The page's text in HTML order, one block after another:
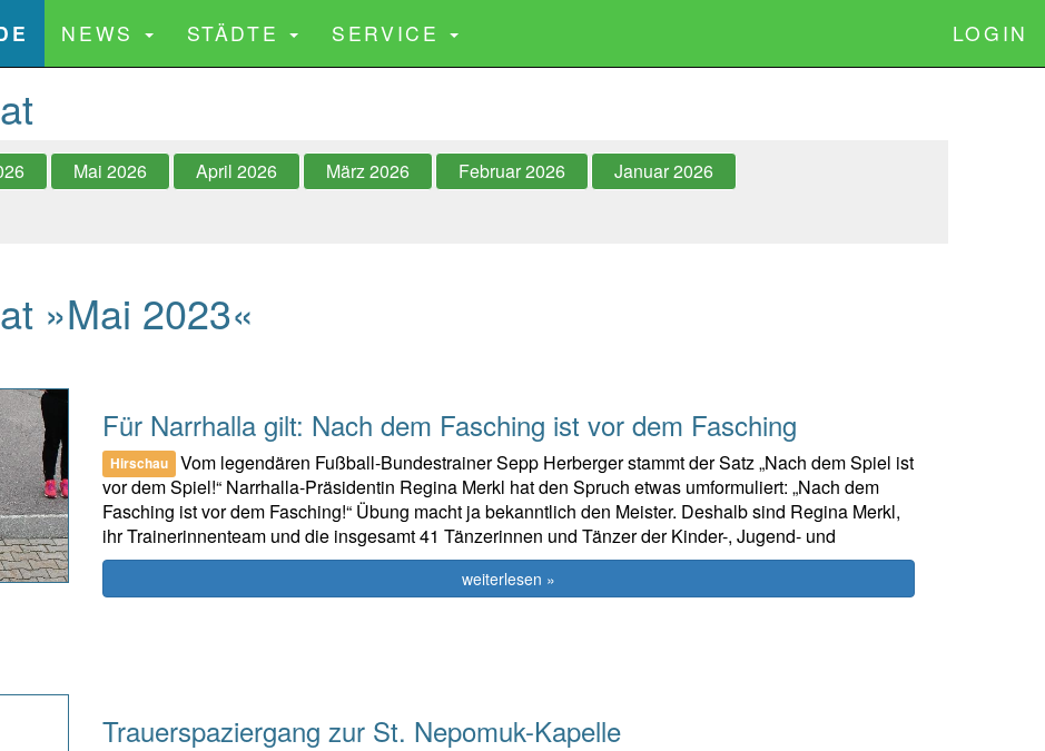
(CURRENT)
NEWS STÄDTE SERVICE LOGIN
Mai 2026 April 2026 März 2026 Februar 2026 Januar 2026
»Mai 2023«
Für Narrhalla gilt: Nach dem Fasching ist vor dem Fasching
Hirschau
Vom legendären Fußball-Bundestrainer Sepp Herberger stammt der Satz „Nach dem Spiel ist
vor dem Spiel!“ Narrhalla-Präsidentin Regina Merkl hat den Spruch etwas umformuliert: „Nach dem
Fasching ist vor dem Fasching!“ Übung macht ja bekanntlich den Meister. Deshalb sind Regina Merkl,
ihr Trainerinnenteam und die insgesamt 41 Tänzerinnen und Tänzer der Kinder-, Jugend- und
weiterlesen »
Trauerspaziergang zur St. Nepomuk-Kapelle